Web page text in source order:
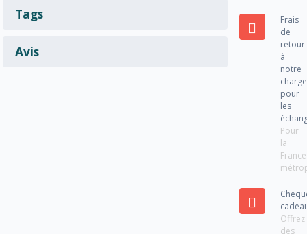
Tags
Avis
Frais
de
retour
à
notre
charge
pour
les
Pour
la
France
Offrez
des